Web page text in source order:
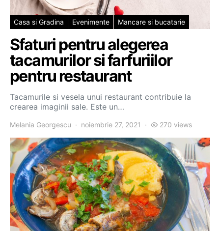
Casa si Gradina Evenimente Mancare si bucatarie
Sfaturi pentru alegerea
tacamurilor si farfuriilor
pentru restaurant
Tacamurile si vesela unui restaurant contribuie la
crearea imaginii sale. Este un…
Melania Georgescu noiembrie 27, 2021 270 views